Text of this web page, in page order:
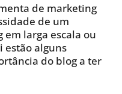
de marketing
de um
larga escala ou
estão alguns
do blog a ter